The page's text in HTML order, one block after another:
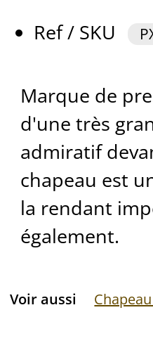
Ref / SKU
Marque de
d'une très
admiratif
chapeau est
la rendant
également.
Voir aussi